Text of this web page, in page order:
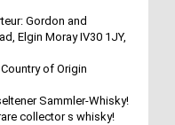
Gordon and
Elgin Moray IV30 1JY,
of Origin
Sammler-Whisky!
collector s whisky!